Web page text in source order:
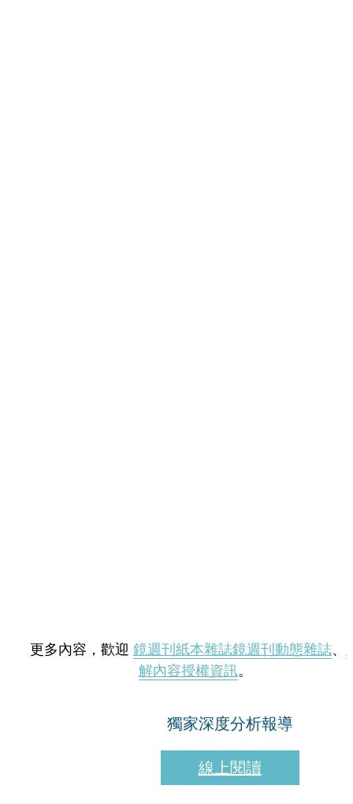
更多內容，歡迎 鏡週刊紙本雜誌鏡週刊動態雜誌、
解內容授權資訊。
獨家深度分析報導
線上閱讀